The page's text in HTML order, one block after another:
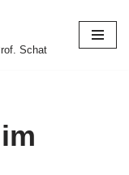
Schat